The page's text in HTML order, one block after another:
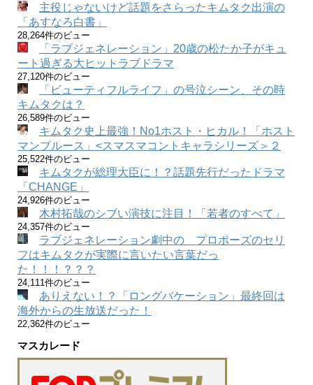
主役じゃないけど話題をさらったキムタク出演の
「あすなろ白書」
28,264件のビュー
「ラブジェネレーション」20歳の松たか子がキュ
ート過ぎる大ヒットラブドラマ
27,120件のビュー
「ビューティフルライフ」の号泣シーン、その時
キムタクは？
26,589件のビュー
キムタク史上最強！No1ホスト・ヒカル！「ホスト
マンブルース」<スマスマコントキャラシリーズ＞２
25,522件のビュー
キムタクが総理大臣に！？話題先行だったドラマ
「CHANGE」
24,926件のビュー
木村拓哉のシブい演技に注目！「若者のすべて」
24,357件のビュー
ラブジェネレーション劇中の プロポーズのセリ
フはキムタクが実際に言いたい言葉だっ
た！！！？？？
24,111件のビュー
ありえない！？「ロングバケーション」最終回は
海外からの生放送だった！
22,362件のビュー
マスカレード